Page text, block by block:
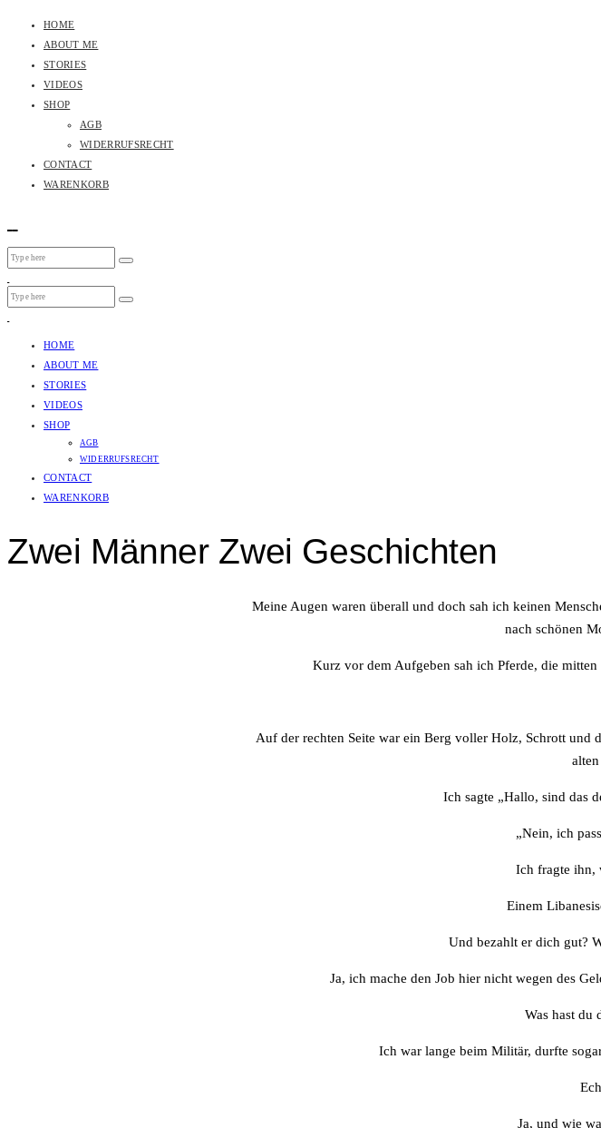
HOME
ABOUT ME
STORIES
VIDEOS
SHOP
AGB
WIDERRUFSRECHT
CONTACT
WARENKORB
HOME
ABOUT ME
STORIES
VIDEOS
SHOP
AGB
WIDERRUFSRECHT
CONTACT
WARENKORB
Zwei Männer Zwei Geschichten
Meine Augen waren überall und doch sah ich keinen
nach schönen
Kurz vor dem Aufgeben sah ich Pferde, die
Auf der rechten Seite war ein Berg voller Holz, Schrott und
Ich sagte „Hallo, sind das
„Nein, ich
Ich fragte ihn,
Einem
Und bezahlt er dich gut?
Ja, ich mache den Job hier nicht wegen des
Was hast du
Ich war lange beim Militär, durfte
Ja, und wie